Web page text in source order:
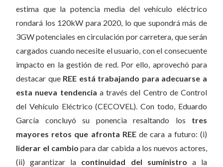
estima que la potencia media del vehículo eléctrico
rondará los 120kW para 2020, lo que supondrá más de
3GW potenciales en circulación por carretera, que serán
cargados cuando necesite el usuario, con el consecuente
impacto en la gestión de red. Por ello, aprovechó para
destacar que REE está trabajando para adecuarse a
esta nueva tendencia a través del Centro de Control
del Vehículo Eléctrico (CECOVEL). Con todo, Eduardo
García concluyó su ponencia resaltando los tres
mayores retos que afronta REEde cara a futuro: (i)
liderar el cambio para dar cabida a los nuevos actores,
(ii) garantizar la continuidad del suministro a la